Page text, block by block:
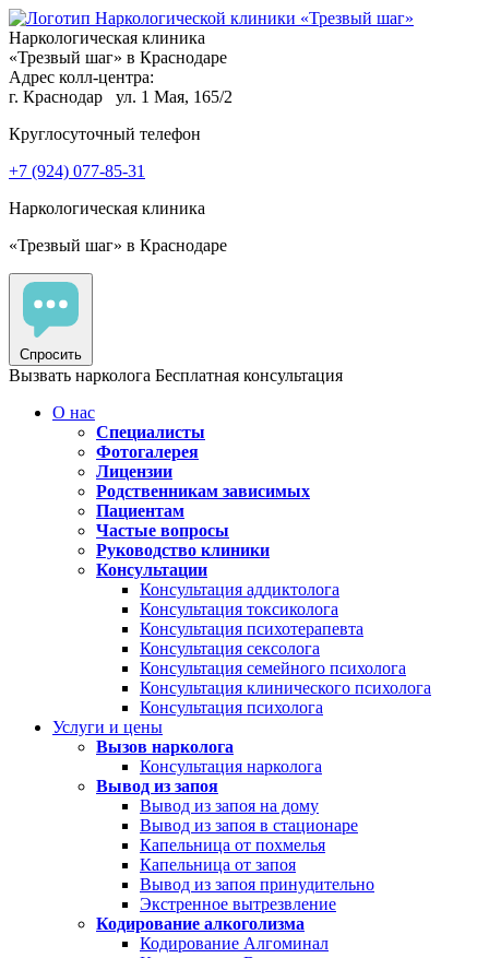
Наркологическая клиника
«Трезвый шаг» в Краснодаре
Адрес колл-центра:
г. Краснодар
ул. 1 Мая, 165/2
Круглосуточный телефон
+7 (924) 077-85-31
Наркологическая клиника
«Трезвый шаг» в Краснодаре
Спросить
Вызвать нарколога Бесплатная консультация
О нас
Специалисты
Фотогалерея
Лицензии
Родственникам зависимых
Пациентам
Частые вопросы
Руководство клиники
Консультации
Консультация аддиктолога
Консультация токсиколога
Консультация психотерапевта
Консультация сексолога
Консультация семейного психолога
Консультация клинического психолога
Консультация психолога
Услуги и цены
Вызов нарколога
Консультация нарколога
Вывод из запоя
Вывод из запоя на дому
Вывод из запоя в стационаре
Капельница от похмелья
Капельница от запоя
Вывод из запоя принудительно
Экстренное вытрезвление
Кодирование алкоголизма
Кодирование Алгоминал